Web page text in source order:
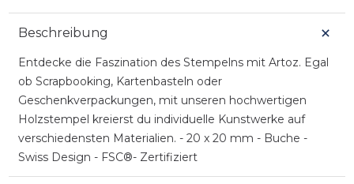
Beschreibung
Entdecke die Faszination des Stempelns mit Artoz. Egal
ob Scrapbooking, Kartenbasteln oder
Geschenkverpackungen, mit unseren hochwertigen
Holzstempel kreierst du individuelle Kunstwerke auf
verschiedensten Materialien. - 20 x 20 mm - Buche -
Swiss Design - FSC®- Zertifiziert